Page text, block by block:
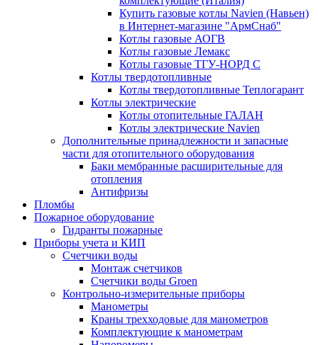
Купить газовые котлы Navien (Навьен)
в Интернет-магазине "АрмСнаб"
Котлы газовые АОГВ
Котлы газовые Лемакс
Котлы газовые ТГУ-НОРД С
Котлы твердотопливные
Котлы твердотопливные Теплогарант
Котлы электрические
Котлы отопительные ГАЛАН
Котлы электрические Navien
Дополнительные принадлежности и запасные
части для отопительного оборудования
Баки мембранные расширительные для
отопления
Антифризы
Пломбы
Пожарное оборудование
Гидранты пожарные
Приборы учета и КИП
Счетчики воды
Монтаж счетчиков
Счетчики воды Groen
Контрольно-измерительные приборы
Манометры
Краны трехходовые для манометров
Комплектующие к манометрам